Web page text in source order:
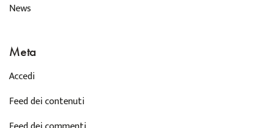
News
Meta
Accedi
Feed dei contenuti